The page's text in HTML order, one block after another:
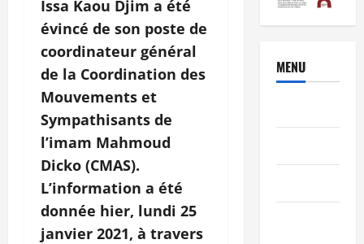
Issa Kaou Djim a été
évincé de son poste de
coordinateur général
de la Coordination des
Mouvements et
Sympathisants de
l’imam Mahmoud
Dicko (CMAS).
L’information a été
donnée hier, lundi 25
janvier 2021, à travers
MENU